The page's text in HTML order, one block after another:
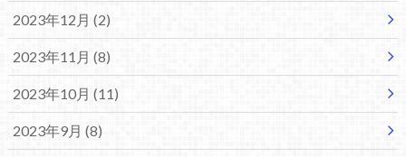
2023年12月 (2)
2023年11月 (8)
2023年10月 (11)
2023年9月 (8)